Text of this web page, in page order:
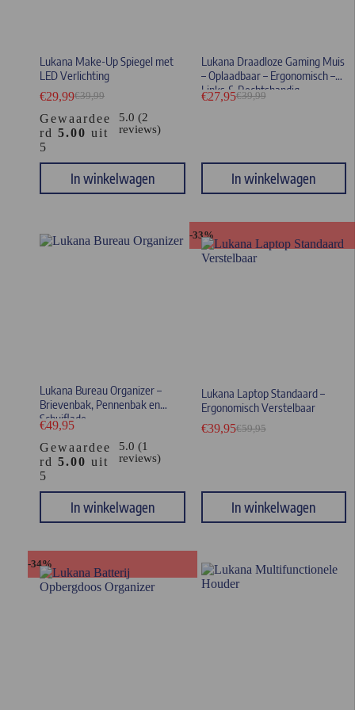
Lukana Make-Up Spiegel met
LED Verlichting
€39,99
€29,99
Gewaardee
rd 5.00 uit
5
5.0 (2
reviews)
In winkelwagen
Lukana Draadloze Gaming Muis
– Oplaadbaar – Ergonomisch –
Links & Rechtshandig
€39,99
€27,95
In winkelwagen
Lukana Bureau Organizer –
Brievenbak, Pennenbak en
Schuiflade
€49,95
Gewaardee
rd 5.00 uit
5
5.0 (1
reviews)
In winkelwagen
-33%
Lukana Laptop Standaard –
Ergonomisch Verstelbaar
€59,95
€39,95
In winkelwagen
-34%